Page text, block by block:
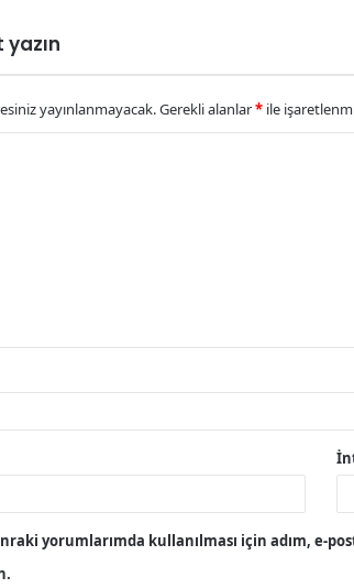
yazın
yayınlanmayacak.Gerekli alanlar* ile
yorumlarımda kullanılması için adım, e-